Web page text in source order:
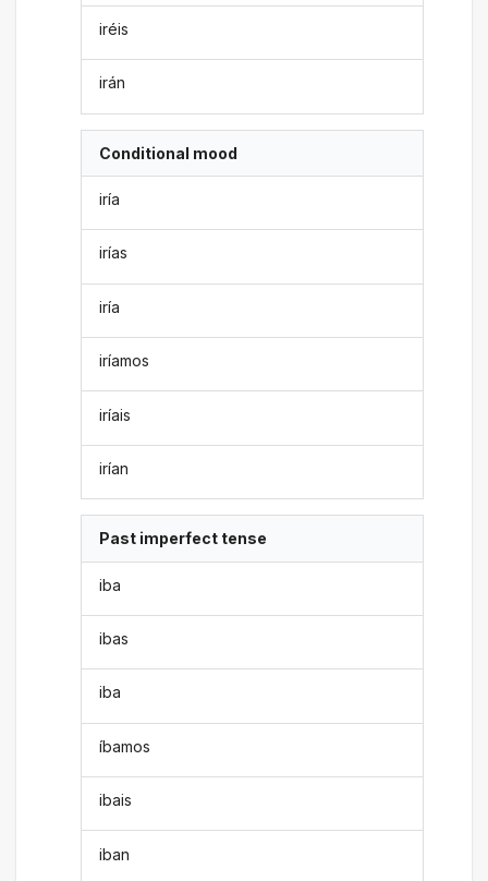
iréis
irán
Conditional mood
iría
irías
iría
iríamos
iríais
irían
Past imperfect tense
iba
ibas
iba
íbamos
ibais
iban